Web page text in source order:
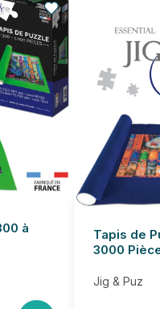
à
Tapis de
3000
Jig & Puz